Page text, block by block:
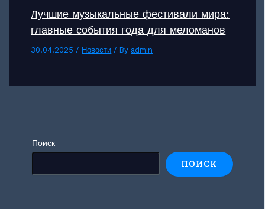
Лучшие музыкальные фестивали мира:
главные события года для меломанов
30.04.2025 / Новости / By admin
Поиск
ПОИСК